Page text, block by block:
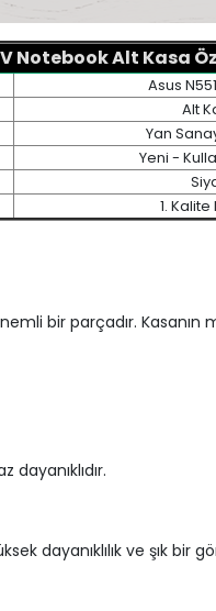
Notebook Alt Kasa
Asus
Alt
Yan
Yeni -
1.
bir parçadır. Kasanın
dayanıklılık ve şık